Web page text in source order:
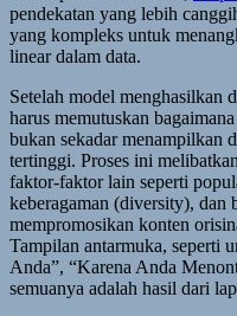
pendekatan yang lebih
yang kompleks untuk
linear dalam data.
Setelah model menghasilkan
harus memutuskan
bukan sekadar menampilkan
tertinggi. Proses ini
faktor-faktor lain seperti
keberagaman (diversity), dan
mempromosikan konten
Tampilan antarmuka, seperti
Anda”, “Karena Anda
semuanya adalah hasil dari